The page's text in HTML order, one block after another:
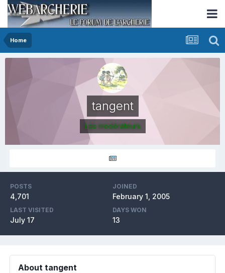
Home
tangent
Les modérateurs
POSTS
4,701
JOINED
February 1, 2005
LAST VISITED
July 17
DAYS WON
13
About tangent